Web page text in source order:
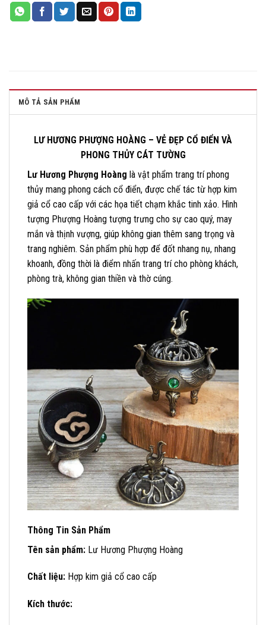
MÔ TẢ SẢN PHẨM
LƯ HƯƠNG PHƯỢNG HOÀNG – VẺ ĐẸP CỔ ĐIỂN VÀ
PHONG THỦY CÁT TƯỜNG
Lư Hương Phượng Hoàng là vật phẩm trang trí phong
thủy mang phong cách cổ điển, được chế tác từ hợp kim
giả cổ cao cấp với các họa tiết chạm khắc tinh xảo. Hình
tượng Phượng Hoàng tượng trưng cho sự cao quý, may
mắn và thịnh vượng, giúp không gian thêm sang trọng và
trang nghiêm. Sản phẩm phù hợp để đốt nhang nụ, nhang
khoanh, đồng thời là điểm nhấn trang trí cho phòng khách,
phòng trà, không gian thiền và thờ cúng.
Thông Tin Sản Phẩm
Tên sản phẩm: Lư Hương Phượng Hoàng
Chất liệu: Hợp kim giả cổ cao cấp
Kích thước: